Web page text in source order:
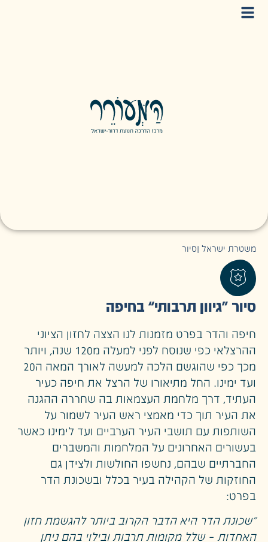
משטרת ישראל סיור
סיור “גיוון תרבותי” בחיפה
חיפה והדר בפרט מזמנות לנו הצצה לחזון הציוני
ההרצלאי כפי שנוסח לפני למעלה מ120 שנה, ויותר
מכך כפי שהוגשם הלכה למעשה לאורך המאה ה20
ועד ימינו. החל מתיאורו של הרצל את חיפה כעיר
העתיד, דרך מלחמת העצמאות בה שחררה ההגנה
את העיר תוך כדי מאמצי ראש העיר לשמור על
השותפות עם תושבי העיר הערביים ועד לימינו כאשר
בעשורים האחרונים על המלחמות והמשברים
החברתיים שבהם, נחשפו החולשות ולצידן גם
החוזקות של הקהילה בעיר בכלל ובשכונת הדר
בפרט:
"שכונת הדר היא הדבר הקרוב ביותר להגשמת חזון
האחדות – שלל מקומות תרבות ובילוי בהם ניתן